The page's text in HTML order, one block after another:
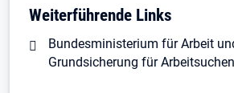
Weiterführende Links
Bundesministerium für Arbeit
Grundsicherung für